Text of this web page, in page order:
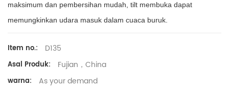
maksimum dan pembersihan mudah, tilt membuka dapat
memungkinkan udara masuk dalam cuaca buruk.
Item no.: D135
Asal Produk: Fujian，China
warna: As your demand